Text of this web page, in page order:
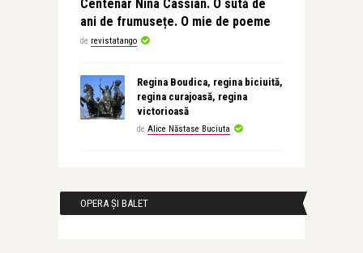
Centenar Nina Cassian. O sută de
ani de frumusețe. O mie de poeme
de revistatango
Regina Boudica, regina biciuită,
regina curajoasă, regina
victorioasă
de Alice Năstase Buciuta
OPERA ȘI BALET